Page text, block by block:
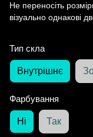
Не переносіть
візуально однакові
Тип скла
Внутрішнє
Фарбування
Ні Так